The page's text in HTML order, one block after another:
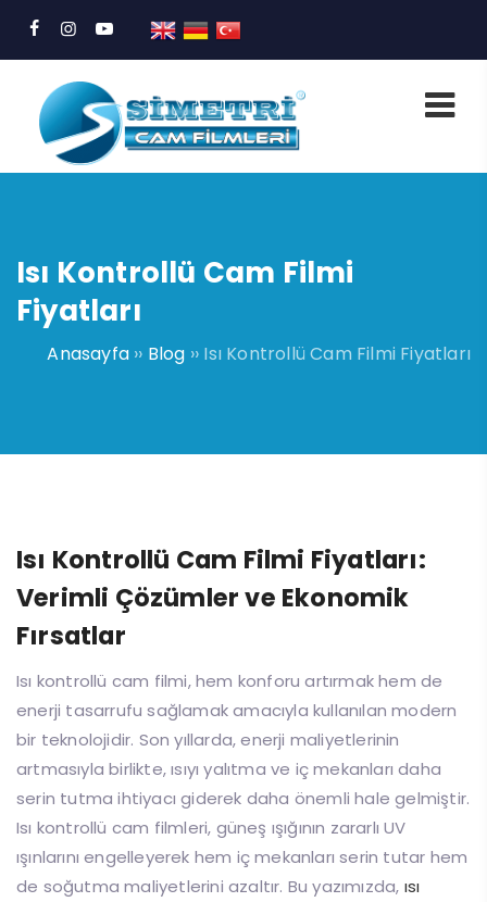
Isı Kontrollü Cam Filmi
Fiyatları
Anasayfa ›› Blog ›› Isı Kontrollü Cam Filmi Fiyatları
Isı Kontrollü Cam Filmi Fiyatları:
Verimli Çözümler ve Ekonomik
Fırsatlar
Isı kontrollü cam filmi, hem konforu artırmak hem de
enerji tasarrufu sağlamak amacıyla kullanılan modern
bir teknolojidir. Son yıllarda, enerji maliyetlerinin
artmasıyla birlikte, ısıyı yalıtma ve iç mekanları daha
serin tutma ihtiyacı giderek daha önemli hale gelmiştir.
Isı kontrollü cam filmleri, güneş ışığının zararlı UV
ışınlarını engelleyerek hem iç mekanları serin tutar hem
de soğutma maliyetlerini azaltır. Bu yazımızda, ısı